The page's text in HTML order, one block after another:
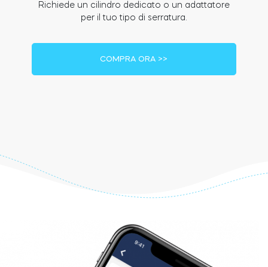
Acquista ora
Richiede un cilindro dedicato o un adattatore
per il tuo tipo di serratura.
COMPRA ORA >>